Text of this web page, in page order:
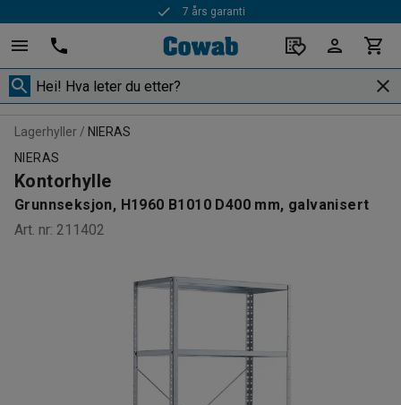
7 års garanti
Rask levering
Lagerhyller
NIERAS
NIERAS
Kontorhylle
Grunnseksjon, H1960 B1010 D400 mm, galvanisert
Art. nr: 211402